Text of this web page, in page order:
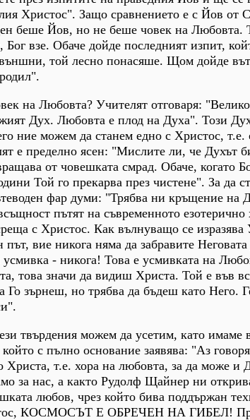
Христос". Защо сравнението е с Йов от
беше Йов, но не беше човек на Любовта.
Бог взе. Обаче дойде последният изпит,
той лесно понасяше. Щом дойде
на Любовта? Учителят отговаря:
Дух. Любовта е плод на Духа". Този
ние можем да станем едно с Христос,
е пределно ясен: "Мислите ли, че Духът
от човешката смрад. Обаче, когато
Той го прекарва през чистене". За да
фар думи: "Трябва ни кръщение на
пътят на съвременното
с Христос. Как вълнуващо се
вие никога няма да забравите
усмивка - никога! Това е усмивката на
това значи да видиш Христа. Той е във
Го зърнеш, но трябва да бъдеш като Него.
твърдения можем да усетим, като имаме
с пълно основание заявява: "Аз
Христа, т.е. хора на любовта, за да може и
за нас, а както Рудолф Щайнер ни
любов, чрез който бива поддържан
КОСМОСЪТ Е ОБРЕЧЕН НА ГИБЕЛ! При